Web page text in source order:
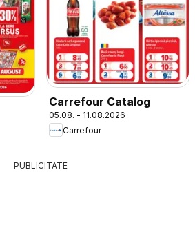
Carrefour Catalog
05.08. - 11.08.2026
Carrefour
PUBLICITATE